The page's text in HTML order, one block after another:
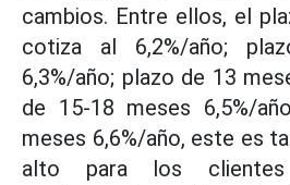
cambios. Entre ellos, el
cotiza al 6,2%/año;
6,3%/año; plazo de 13
de 15-18 meses 6,5%/
meses 6,6%/año, este es
alto para los clientes